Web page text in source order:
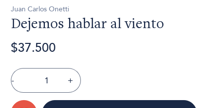
Juan Carlos Onetti
Dejemos hablar al viento
$37.500
- +